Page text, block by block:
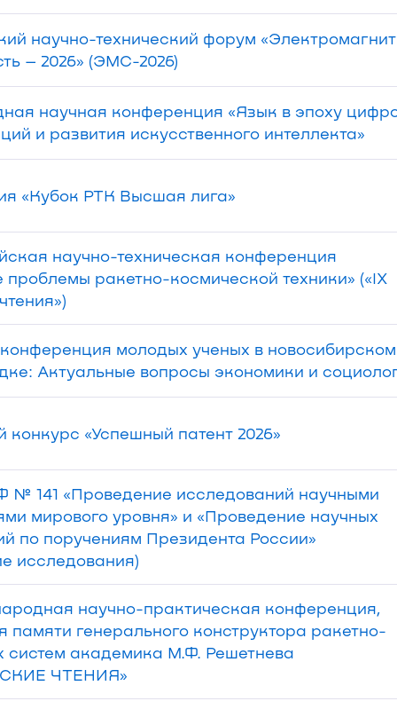
научно-технический форум
– 2026» (ЭМС-2026)
научная конференция «Язык в эпоху
и развития искусственного интеллекта»
«Кубок РТК Высшая лига»
научно-техническая конференция
проблемы ракетно-космической техники» («IX
молодых ученых в новосибирском
Актуальные вопросы экономики и
«Успешный патент 2026»
№ 141 «Проведение исследований научными
мирового уровня» и «Проведение научных
по поручениям Президента России»
исследования)
научно-практическая конференция,
памяти генерального конструктора ракетно-
систем академика М.Ф. Решетнева
ЧТЕНИЯ»